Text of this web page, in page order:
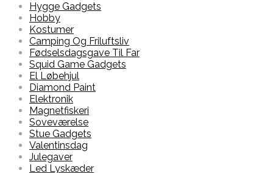
Hygge Gadgets
Hobby
Kostumer
Camping Og Friluftsliv
Fødselsdagsgave Til Far
Squid Game Gadgets
El Løbehjul
Diamond Paint
Elektronik
Magnetfiskeri
Soveværelse
Stue Gadgets
Valentinsdag
Julegaver
Led Lyskæder